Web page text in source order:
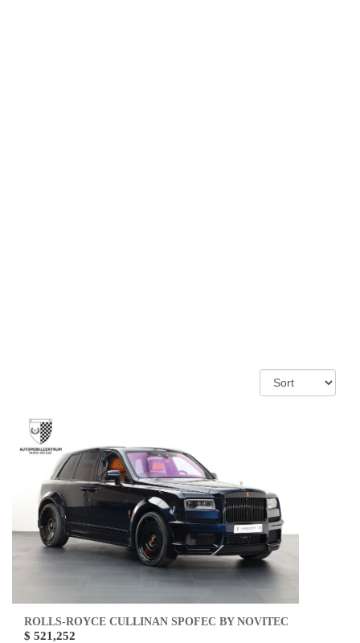
ROLLS-ROYCE CULLINAN SPOFEC BY NOVITEC
$ 521,252